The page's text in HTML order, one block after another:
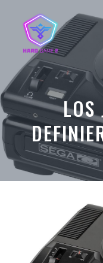
contenido
LOS